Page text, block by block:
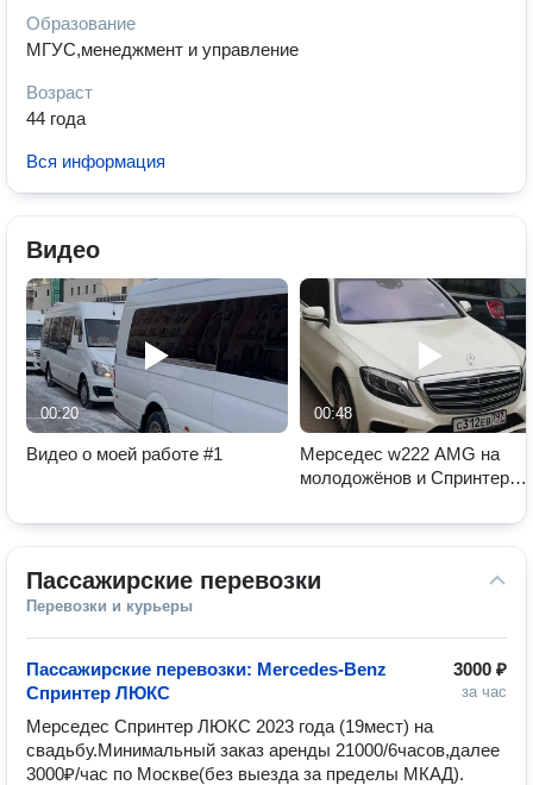
Образование
МГУС,менеджмент и управление
Возраст
44 года
Вся информация
Видео
00:20
Видео о моей работе #1
00:48
Мерседес w222 AMG на
молодожёнов и Спринтер
Пассажирские перевозки
Перевозки и курьеры
3000 ₽
за час
Пассажирские перевозки: Mercedes-Benz
Спринтер ЛЮКС
Мерседес Спринтер ЛЮКС 2023 года (19мест) на
свадьбу.Минимальный заказ аренды 21000/6часов,далее
3000₽/час по Москве(без выезда за пределы МКАД).